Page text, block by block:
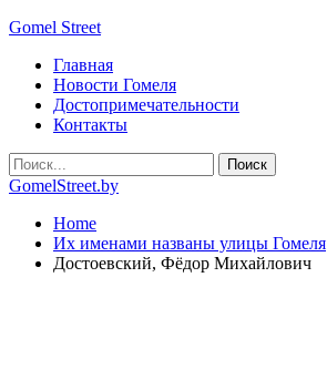
Gomel Street
Главная
Новости Гомеля
Достопримечательности
Контакты
GomelStreet.by
Home
Их именами названы улицы Гомеля
Достоевский, Фёдор Михайлович